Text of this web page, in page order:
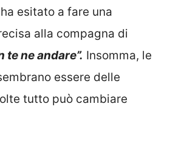
esitato a fare una
alla compagna di
te ne andare”. Insomma, le
essere delle
tutto può cambiare